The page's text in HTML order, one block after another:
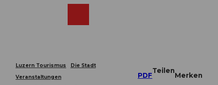
Luzern Tourismus
Die Stadt
Veranstaltungen
PDF
Teilen
Merken